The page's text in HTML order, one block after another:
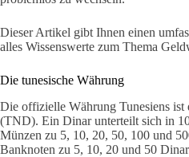
Dieser Artikel gibt Ihnen einen
alles Wissenswerte zum Thema
Die tunesische Währung
Die offizielle Währung Tunesiens ist
(TND). Ein Dinar unterteilt sich in
Münzen zu 5, 10, 20, 50, 100 und
Banknoten zu 5, 10, 20 und 50